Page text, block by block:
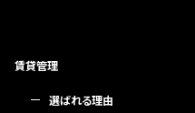
賃貸管理
選ばれる理由